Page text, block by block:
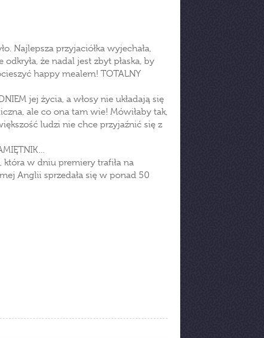
Najlepsza przyjaciółka wyjechała,
że nadal jest zbyt płaska, by
happy mealem! TOTALNY
jej życia, a włosy nie układają się
ale co ona tam wie! Mówiłaby tak,
ludzi nie chce przyjaźnić się z
która w dniu premiery trafiła na
Anglii sprzedała się w ponad 50